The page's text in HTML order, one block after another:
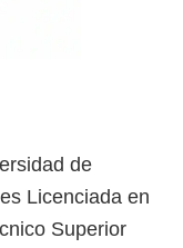
de
Licenciada en
Superior